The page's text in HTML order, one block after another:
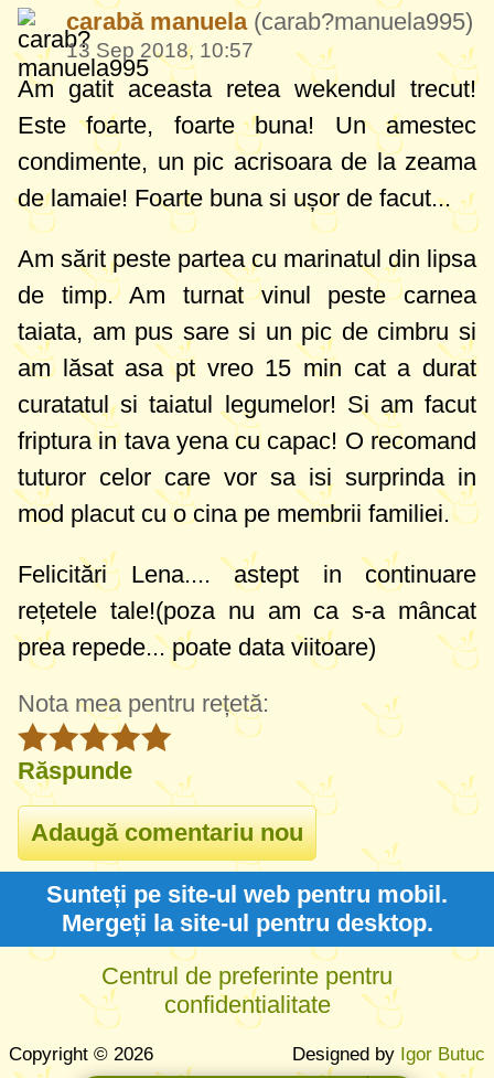
carabă manuela (carab?manuela995)
13 Sep 2018, 10:57
Am gatit aceasta retea wekendul trecut!
Este foarte, foarte buna! Un amestec
condimente, un pic acrisoara de la zeama
de lamaie! Foarte buna si ușor de facut...
Am sărit peste partea cu marinatul din lipsa
de timp. Am turnat vinul peste carnea
taiata, am pus sare si un pic de cimbru si
am lăsat asa pt vreo 15 min cat a durat
curatatul si taiatul legumelor! Si am facut
friptura in tava yena cu capac! O recomand
tuturor celor care vor sa isi surprinda in
mod placut cu o cina pe membrii familiei.
Felicitări Lena.... astept in continuare
rețetele tale!(poza nu am ca s-a mâncat
prea repede... poate data viitoare)
Nota mea pentru rețetă:
Răspunde
Sunteți pe site-ul web pentru mobil.
Mergeți la site-ul pentru desktop.
Centrul de preferinte pentru
confidentialitate
Copyright © 2026 Designed by Igor Butuc